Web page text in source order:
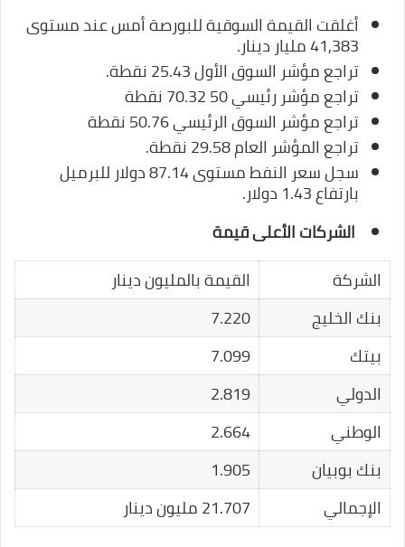
أغلقت القيمة السوقية للبورصة أمس عند مستوى
41,383 مليار دينار.
تراجع مؤشر السوق الأول 25.43 نقطة.
تراجع مؤشر رئيسي 50 70.32 نقطة
تراجع مؤشر السوق الرئيسي 50.76 نقطة
تراجع المؤشر العام 29.58 نقطة.
سجل سعر النفط مستوى 87.14 دولار للبرميل
بارتفاع 1.43 دولار.
الشركات الأعلى قيمة
الشركة
القيمة بالمليون دينار
بنك الخليج
7.220
بيتك
7.099
الدولي
2.819
الوطني
2.664
بنك بوبيان
1.905
الإجمالي
21.707 مليون دينار